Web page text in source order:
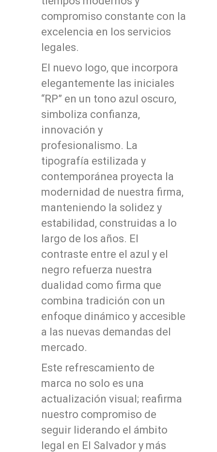
compromiso constante con la
excelencia en los servicios
legales.
El nuevo logo, que incorpora
elegantemente las iniciales
“RP” en un tono azul oscuro,
simboliza confianza,
innovación y
profesionalismo. La
tipografía estilizada y
contemporánea proyecta la
modernidad de nuestra firma,
manteniendo la solidez y
estabilidad, construidas a lo
largo de los años. El
contraste entre el azul y el
negro refuerza nuestra
dualidad como firma que
combina tradición con un
enfoque dinámico y accesible
a las nuevas demandas del
mercado.
Este refrescamiento de
marca no solo es una
actualización visual; reafirma
nuestro compromiso de
seguir liderando el ámbito
legal en El Salvador y más